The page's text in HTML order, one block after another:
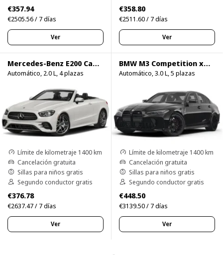
€357.94
€2505.56 / 7 días
Ver
€358.80
€2511.60 / 7 días
Ver
Mercedes-Benz E200 Cabrio
Automático, 2.0 L, 4 plazas
Límite de kilometraje 1400 km
Cancelación gratuita
Sillas para niños gratis
Segundo conductor gratis
€376.78
€2637.47 / 7 días
Ver
BMW M3 Competition xDrive
Automático, 3.0 L, 5 plazas
Límite de kilometraje 1400 km
Cancelación gratuita
Sillas para niños gratis
Segundo conductor gratis
€448.50
€3139.50 / 7 días
Ver